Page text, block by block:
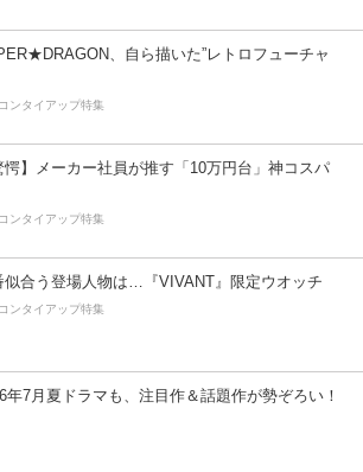
、自ら描いた”レトロフューチャ
ンタイアップ特集
愕】メーカー社員が推す「10万円台」神コスパ
ンタイアップ特集
似合う登場人物は…『VIVANT』限定ウオッチ
ンタイアップ特集
年7月夏ドラマも、注目作＆話題作が勢ぞろい！